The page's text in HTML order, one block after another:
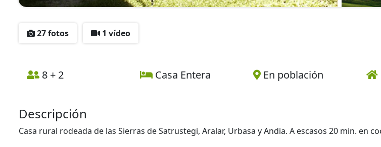
27 fotos 1 vídeo
8 + 2 Casa Entera En población
Descripción
Casa rural rodeada de las Sierras de Satrustegi, Aralar, Urbasa y Andia. A escasos 20 min. en